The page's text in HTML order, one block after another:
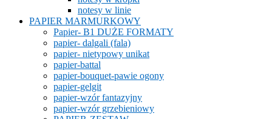
notesy w linie
PAPIER MARMURKOWY
Papier- B1 DUŻE FORMATY
papier- dalgali (fala)
papier- nietypowy unikat
papier-battal
papier-bouquet-pawie ogony
papier-gelgit
papier-wzór fantazyjny
papier-wzór grzebieniowy